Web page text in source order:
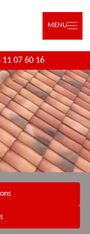
MENU
11 07 60 16